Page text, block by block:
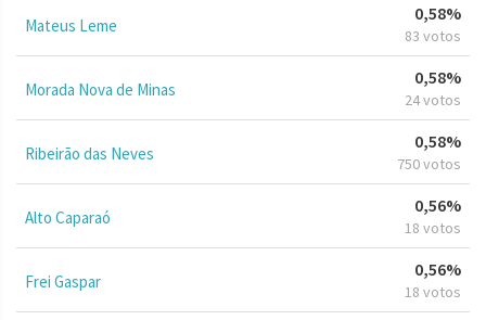
Mateus Leme
0,58%
83 votos
Morada Nova de Minas
0,58%
24 votos
Ribeirão das Neves
0,58%
750 votos
Alto Caparaó
0,56%
18 votos
Frei Gaspar
0,56%
18 votos